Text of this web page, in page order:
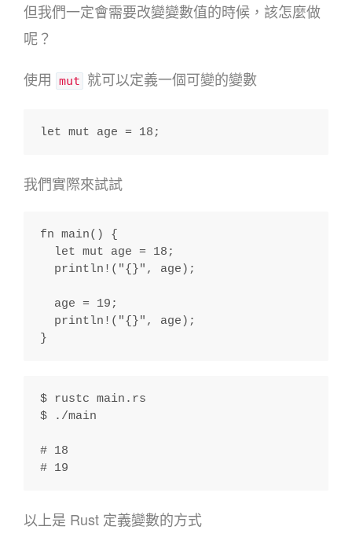
但我們一定會需要改變變數值的時候，該怎麼做
呢？
使用
mut 就可以定義一個可變的變數
let mut age = 18;
我們實際來試試
fn main() {
  let mut age = 18;
  println!("{}", age);
  age = 19;
  println!("{}", age);
}
$ rustc main.rs
$ ./main
# 18
# 19
以上是 Rust 定義變數的方式